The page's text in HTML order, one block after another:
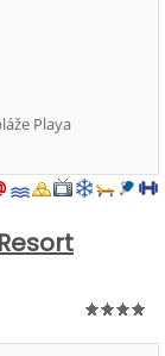
Playa